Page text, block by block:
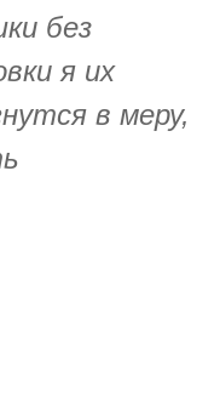
без
я их
в меру,